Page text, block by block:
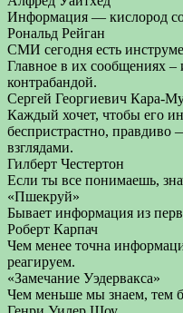
Информация — кислород
Рональд Рейган
СМИ сегодня есть
Главное в их сообщениях
контрабандой.
Сергей Георгиевич Кара-
Каждый хочет, чтобы его
беспристрастно, правдиво
взглядами.
Гилберт Честертон
Если ты все понимаешь,
«Пшекруй»
Бывает информация из
Роберт Карпач
Чем менее точна
реагируем.
«Замечание Уэдервакса»
Чем меньше мы знаем, тем